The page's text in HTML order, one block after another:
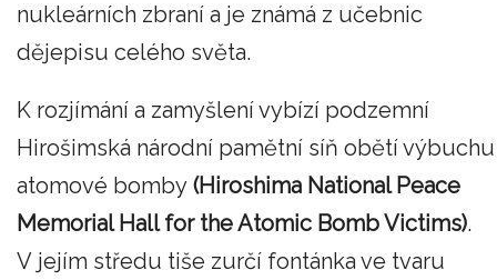
nukleárních zbraní a je známá z učebnic
dějepisu celého světa.
K rozjímání a zamyšlení vybízí podzemní
Hirošimská národní pamětní síň obětí výbuchu
atomové bomby (Hiroshima National Peace
Memorial Hall for the Atomic Bomb Victims).
V jejím středu tiše zurčí fontánka ve tvaru